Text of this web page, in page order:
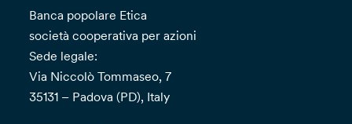
Banca popolare Etica
società cooperativa per azioni
Sede legale:
Via Niccolò Tommaseo, 7
35131 – Padova (PD), Italy